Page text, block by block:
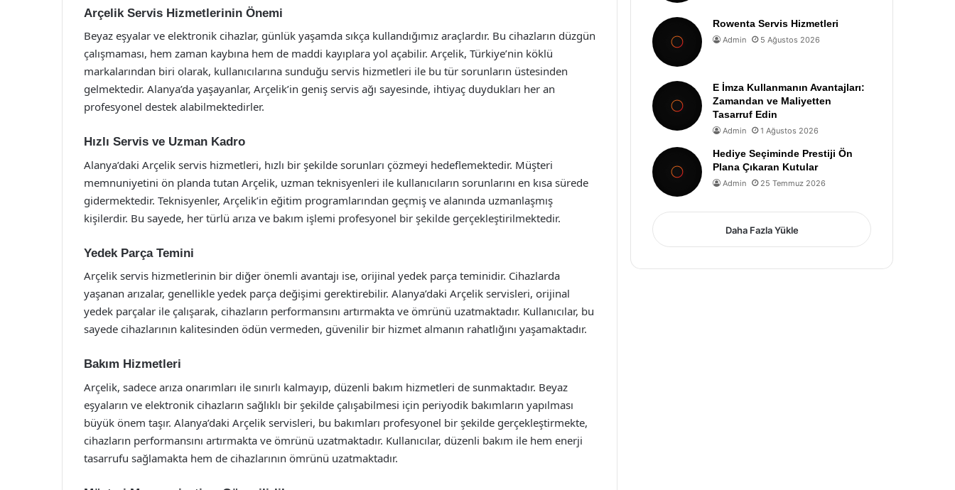
Arçelik Servis Hizmetlerinin Önemi
Beyaz eşyalar ve elektronik cihazlar, günlük yaşamda sıkça kullandığımız araçlardır. Bu cihazların düzgün
çalışmaması, hem zaman kaybına hem de maddi kayıplara yol açabilir. Arçelik, Türkiye’nin köklü
markalarından biri olarak, kullanıcılarına sunduğu servis hizmetleri ile bu tür sorunların üstesinden
gelmektedir. Alanya’da yaşayanlar, Arçelik’in geniş servis ağı sayesinde, ihtiyaç duydukları her an
profesyonel destek alabilmektedirler.
Hızlı Servis ve Uzman Kadro
Alanya’daki Arçelik servis hizmetleri, hızlı bir şekilde sorunları çözmeyi hedeflemektedir. Müşteri
memnuniyetini ön planda tutan Arçelik, uzman teknisyenleri ile kullanıcıların sorunlarını en kısa sürede
gidermektedir. Teknisyenler, Arçelik’in eğitim programlarından geçmiş ve alanında uzmanlaşmış
kişilerdir. Bu sayede, her türlü arıza ve bakım işlemi profesyonel bir şekilde gerçekleştirilmektedir.
Yedek Parça Temini
Arçelik servis hizmetlerinin bir diğer önemli avantajı ise, orijinal yedek parça teminidir. Cihazlarda
yaşanan arızalar, genellikle yedek parça değişimi gerektirebilir. Alanya’daki Arçelik servisleri, orijinal
yedek parçalar ile çalışarak, cihazların performansını artırmakta ve ömrünü uzatmaktadır. Kullanıcılar, bu
sayede cihazlarının kalitesinden ödün vermeden, güvenilir bir hizmet almanın rahatlığını yaşamaktadır.
Bakım Hizmetleri
Arçelik, sadece arıza onarımları ile sınırlı kalmayıp, düzenli bakım hizmetleri de sunmaktadır. Beyaz
eşyaların ve elektronik cihazların sağlıklı bir şekilde çalışabilmesi için periyodik bakımların yapılması
büyük önem taşır. Alanya’daki Arçelik servisleri, bu bakımları profesyonel bir şekilde gerçekleştirmekte,
cihazların performansını artırmakta ve ömrünü uzatmaktadır. Kullanıcılar, düzenli bakım ile hem enerji
tasarrufu sağlamakta hem de cihazlarının ömrünü uzatmaktadır.
Rowenta Servis Hizmetleri
Admin 5 Ağustos 2026
E İmza Kullanmanın Avantajları:
Zamandan ve Maliyetten
Tasarruf Edin
Admin 1 Ağustos 2026
Hediye Seçiminde Prestiji Ön
Plana Çıkaran Kutular
Admin 25 Temmuz 2026
Daha Fazla Yükle